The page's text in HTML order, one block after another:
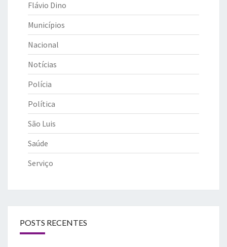
Flávio Dino
Municípios
Nacional
Notícias
Polícia
Política
São Luis
Saúde
Serviço
POSTS RECENTES